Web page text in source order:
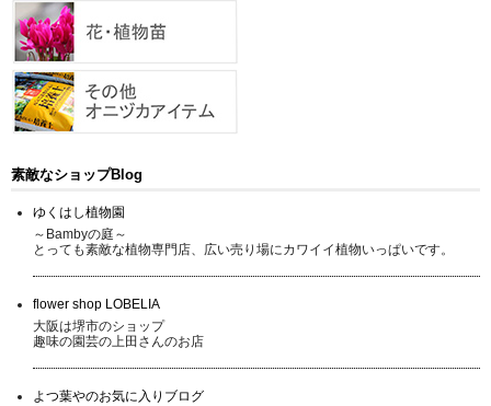
素敵なショップBlog
ゆくはし植物園
～Bambyの庭～
とっても素敵な植物専門店、広い売り場にカワイイ植物いっぱいです。
flower shop LOBELIA
大阪は堺市のショップ
趣味の園芸の上田さんのお店
よつ葉やのお気に入りブログ